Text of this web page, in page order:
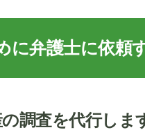
に弁護士に依頼
調査を代行しま